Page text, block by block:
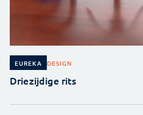
EUREKA DESIGN
Driezijdige rits